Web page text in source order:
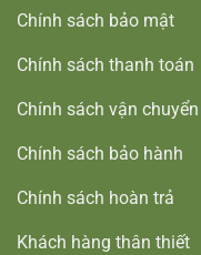
Chính sách bảo mật
Chính sách thanh toán
Chính sách vận
Chính sách bảo hành
Chính sách hoàn trả
Khách hàng thân thiết